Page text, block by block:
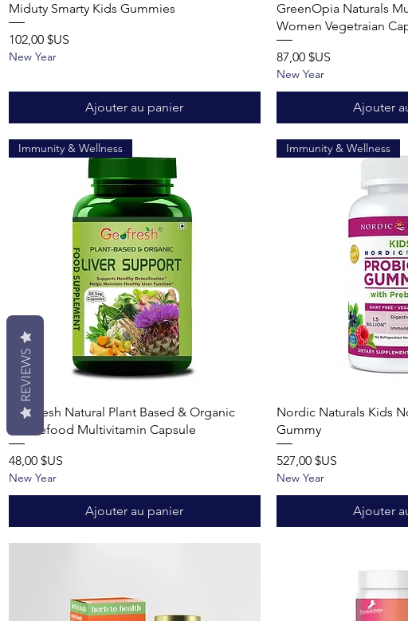
Aperçu rapide
Miduty Smarty Kids Gummies
Prix
102,00 $US
New Year
Ajouter au panier
Aperçu
GreenOpia Naturals
Women Vegetraian
Prix
87,00 $US
New Year
Ajouter
Aperçu rapide
Immunity & Wellness
Geofresh Natural Plant Based & Organic
Wholefood Multivitamin Capsule
Prix
48,00 $US
New Year
Ajouter au panier
Aperçu
Immunity & Wellness
Nordic Naturals Kids
Gummy
Prix
527,00 $US
New Year
Ajouter
REVIEWS